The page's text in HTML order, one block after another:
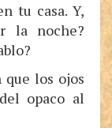
tu casa. Y,
la noche?
los ojos
opaco al